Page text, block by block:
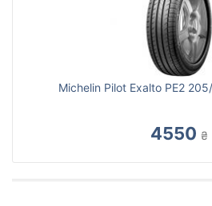
Michelin Pilot Exalto PE2
4550 ₴